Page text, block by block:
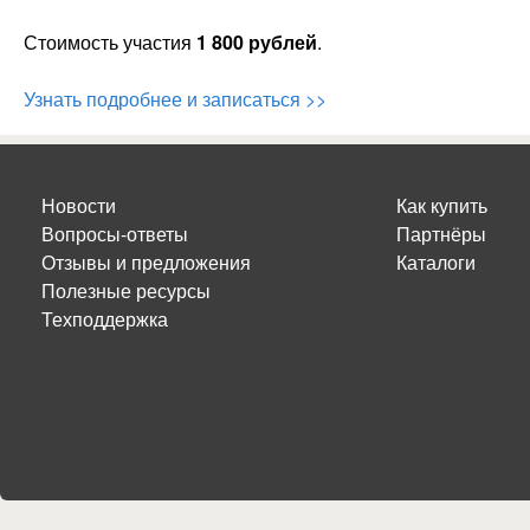
Стоимость участия 1 800 рублей.
Узнать подробнее и записаться >>
Новости
Вопросы-ответы
Отзывы и предложения
Полезные ресурсы
Техподдержка
Как купить
Партнёры
Каталоги